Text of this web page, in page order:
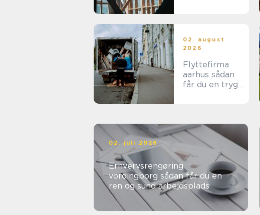
02. august
2026
Flyttefirma
aarhus sådan
får du en tryg
02. juli 2026
Erhvervsrengøring
vordingborg sådan får du en
ren og sund arbejdsplads